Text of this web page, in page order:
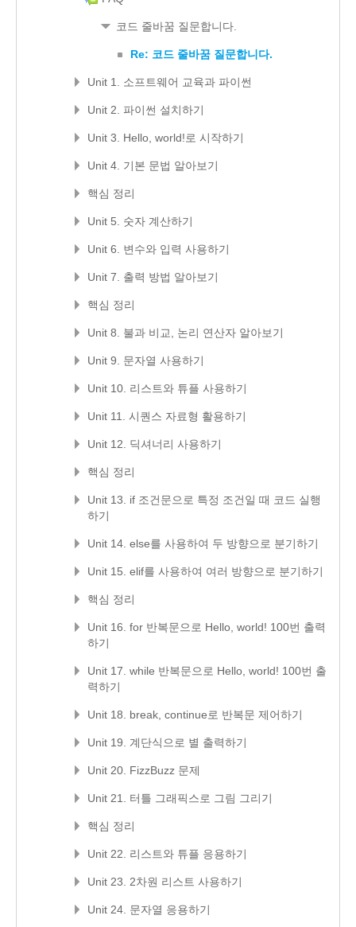
코드 줄바꿈 질문합니다.
Re: 코드 줄바꿈 질문합니다.
Unit 1. 소프트웨어 교육과 파이썬
Unit 2. 파이썬 설치하기
Unit 3. Hello, world!로 시작하기
Unit 4. 기본 문법 알아보기
핵심 정리
Unit 5. 숫자 계산하기
Unit 6. 변수와 입력 사용하기
Unit 7. 출력 방법 알아보기
핵심 정리
Unit 8. 불과 비교, 논리 연산자 알아보기
Unit 9. 문자열 사용하기
Unit 10. 리스트와 튜플 사용하기
Unit 11. 시퀀스 자료형 활용하기
Unit 12. 딕셔너리 사용하기
핵심 정리
Unit 13. if 조건문으로 특정 조건일 때 코드 실행
하기
Unit 14. else를 사용하여 두 방향으로 분기하기
Unit 15. elif를 사용하여 여러 방향으로 분기하기
핵심 정리
Unit 16. for 반복문으로 Hello, world! 100번 출력
하기
Unit 17. while 반복문으로 Hello, world! 100번 출
력하기
Unit 18. break, continue로 반복문 제어하기
Unit 19. 계단식으로 별 출력하기
Unit 20. FizzBuzz 문제
Unit 21. 터틀 그래픽스로 그림 그리기
핵심 정리
Unit 22. 리스트와 튜플 응용하기
Unit 23. 2차원 리스트 사용하기
Unit 24. 문자열 응용하기